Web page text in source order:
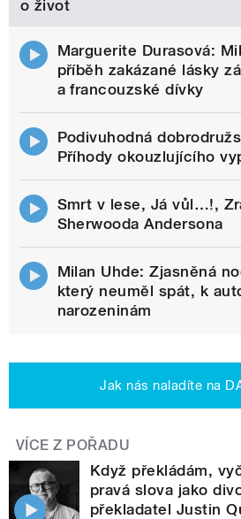
o život
Marguerite Durasová:
příběh zakázané lásky
a francouzské dívky
Podivuhodná
Příhody okouzlujícího
Smrt v lese, Já vůl…!,
Sherwooda Andersona
Milan Uhde: Zjasněná
který neuměl spát, k
narozeninám
Jak nás naladíte na
VÍCE Z POŘADU
Když překládám,
pravá slova jako
překladatel Justin